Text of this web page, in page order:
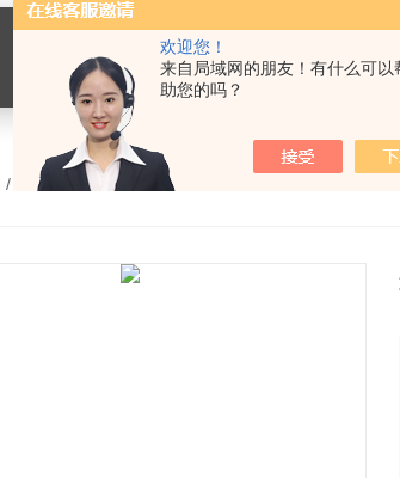
欢迎您！
来自局域网的朋友！有什么可以
助您的吗？
/ PRODUCTS